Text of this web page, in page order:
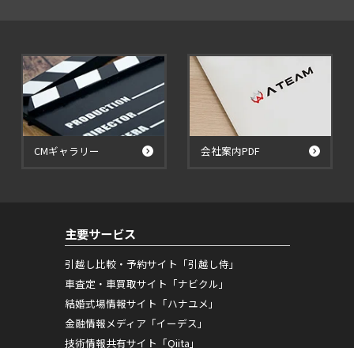
CMギャラリー 会社案内PDF
主要サービス
引越し比較・予約サイト「引越し侍」
車査定・車買取サイト「ナビクル」
結婚式場情報サイト「ハナユメ」
金融情報メディア「イーデス」
技術情報共有サイト「Qiita」